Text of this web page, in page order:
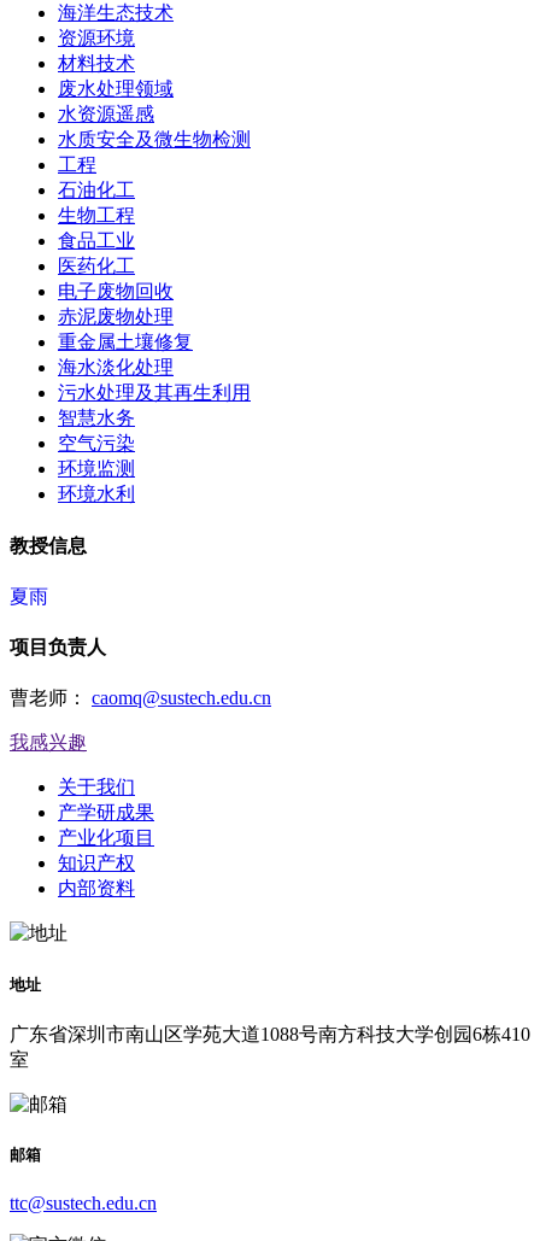
海洋生态技术
资源环境
材料技术
废水处理领域
水资源遥感
水质安全及微生物检测
工程
石油化工
生物工程
食品工业
医药化工
电子废物回收
赤泥废物处理
重金属土壤修复
海水淡化处理
污水处理及其再生利用
智慧水务
空气污染
环境监测
环境水利
教授信息
夏雨
项目负责人
曹老师： caomq@sustech.edu.cn
我感兴趣
关于我们
产学研成果
产业化项目
知识产权
内部资料
地址
广东省深圳市南山区学苑大道1088号南方科技大学创园6栋410
室
邮箱
ttc@sustech.edu.cn